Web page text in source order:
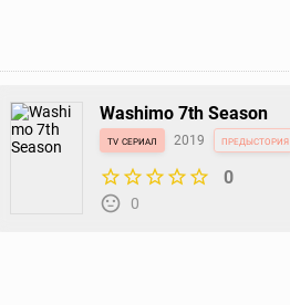
Washimo 7th Season
tv сериал 2019 предыстория
0
0